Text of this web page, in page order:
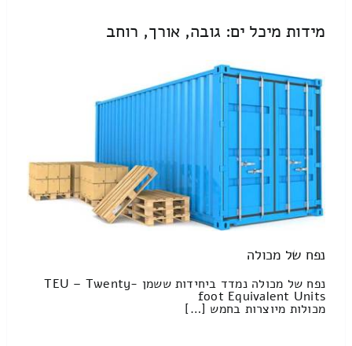
מידות מיכל ים: גובה, אורך, רוחב
נפח של מכולה
נפח של מכולה נמדד ביחידות ששמן TEU – Twenty-
foot Equivalent Units
מכולות מיוצרות בחמש […]